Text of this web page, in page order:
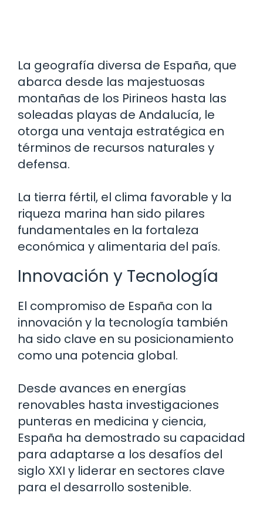
La geografía diversa de España, que
abarca desde las majestuosas
montañas de los Pirineos hasta las
soleadas playas de Andalucía, le
otorga una ventaja estratégica en
términos de recursos naturales y
defensa.
La tierra fértil, el clima favorable y la
riqueza marina han sido pilares
fundamentales en la fortaleza
económica y alimentaria del país.
Innovación y Tecnología
El compromiso de España con la
innovación y la tecnología también
ha sido clave en su posicionamiento
como una potencia global.
Desde avances en energías
renovables hasta investigaciones
punteras en medicina y ciencia,
España ha demostrado su capacidad
para adaptarse a los desafíos del
siglo XXI y liderar en sectores clave
para el desarrollo sostenible.